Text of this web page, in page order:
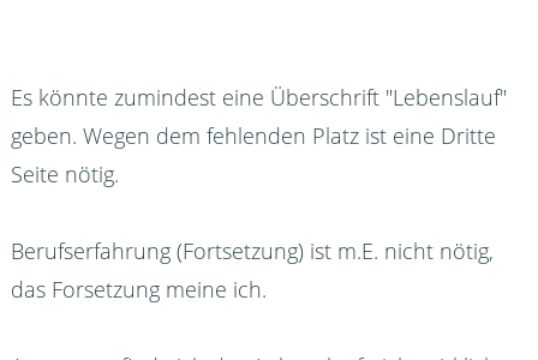
Es könnte zumindest eine Überschrift "Lebenslauf"
geben. Wegen dem fehlenden Platz ist eine Dritte
Seite nötig.
Berufserfahrung (Fortsetzung) ist m.E. nicht nötig,
das Forsetzung meine ich.